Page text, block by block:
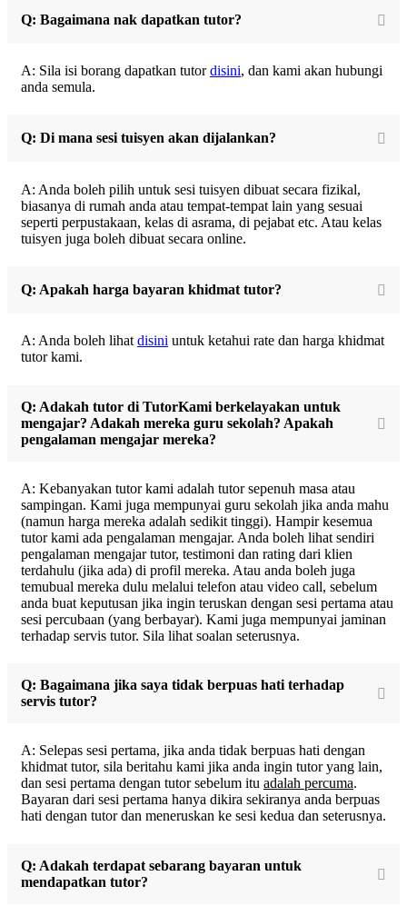
Q: Bagaimana nak dapatkan tutor?
A: Sila isi borang dapatkan tutordisini, dan kami akan hubungi
anda semula.
Q: Di mana sesi tuisyen akan dijalankan?
A: Anda boleh pilih untuk sesi tuisyen dibuat secara fizikal,
biasanya di rumah anda atau tempat-tempat lain yang sesuai
seperti perpustakaan, kelas di asrama, di pejabat etc. Atau kelas
tuisyen juga boleh dibuat secara online.
Q: Apakah harga bayaran khidmat tutor?
A: Anda boleh lihat disini untuk ketahui rate dan harga khidmat
tutor kami.
Q: Adakah tutor di TutorKami berkelayakan untuk
mengajar? Adakah mereka guru sekolah? Apakah
pengalaman mengajar mereka?
A: Kebanyakan tutor kami adalah tutor sepenuh masa atau
sampingan. Kami juga mempunyai guru sekolah jika anda mahu
(namun harga mereka adalah sedikit tinggi). Hampir kesemua
tutor kami ada pengalaman mengajar. Anda boleh lihat sendiri
pengalaman mengajar tutor, testimoni dan rating dari klien
terdahulu (jika ada) di profil mereka. Atau anda boleh juga
temubual mereka dulu melalui telefon atau video call, sebelum
anda buat keputusan jika ingin teruskan dengan sesi pertama atau
sesi percubaan (yang berbayar). Kami juga mempunyai jaminan
terhadap servis tutor. Sila lihat soalan seterusnya.
Q: Bagaimana jika saya tidak berpuas hati terhadap
servis tutor?
A: Selepas sesi pertama, jika anda tidak berpuas hati dengan
khidmat tutor, sila beritahu kami jika anda ingin tutor yang lain,
dan sesi pertama dengan tutor sebelum itu adalah percuma.
Bayaran dari sesi pertama hanya dikira sekiranya anda berpuas
hati dengan tutor dan meneruskan ke sesi kedua dan seterusnya.
Q: Adakah terdapat sebarang bayaran untuk
mendapatkan tutor?